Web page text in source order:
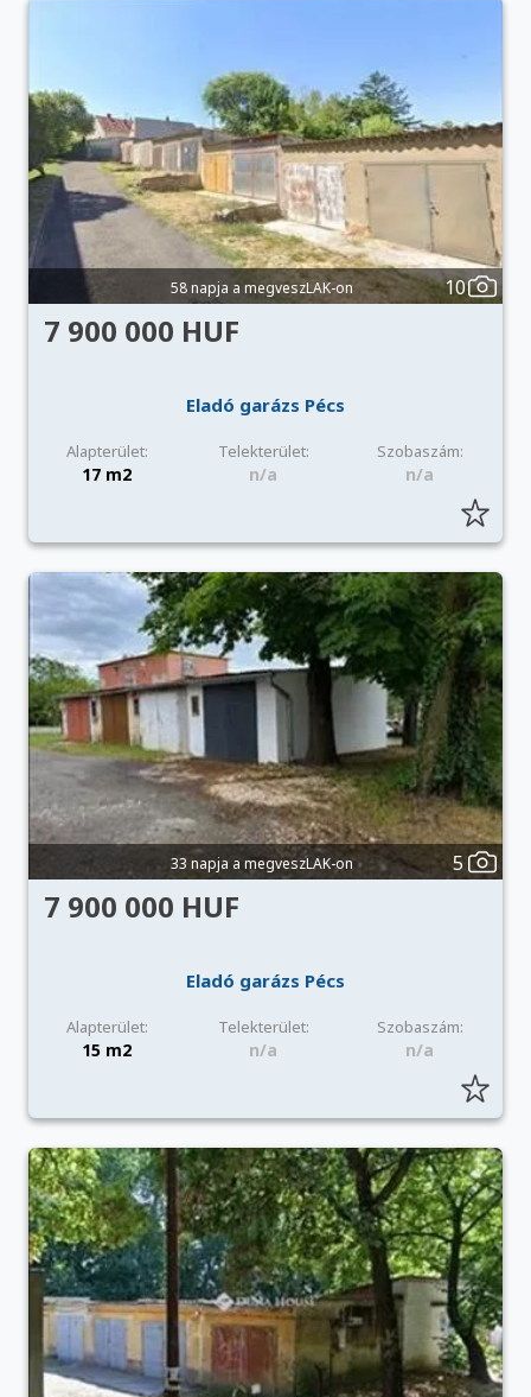
58 napja a megveszLAK-on 10
7 900 000 HUF
Eladó garázs Pécs
Alapterület: Telekterület: Szobaszám:
17 m2 n/a n/a
33 napja a megveszLAK-on 5
7 900 000 HUF
Eladó garázs Pécs
Alapterület: Telekterület: Szobaszám:
15 m2 n/a n/a